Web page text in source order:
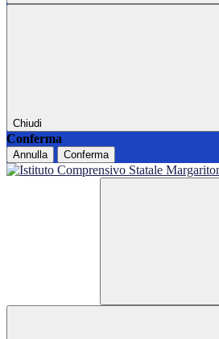
Chiudi
Conferma
Annulla Conferma